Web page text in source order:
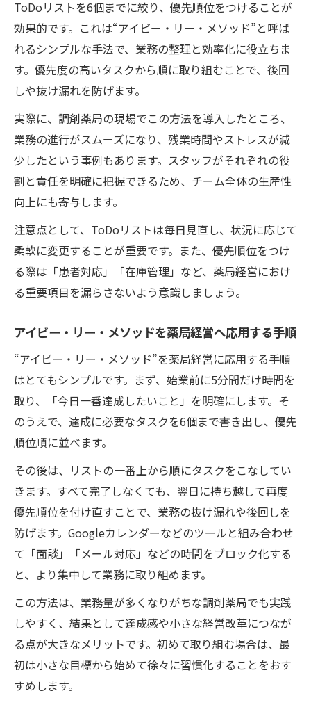
ToDoリストを6個までに絞り、優先順位をつけることが
効果的です。これは“アイビー・リー・メソッド”と呼ば
れるシンプルな手法で、業務の整理と効率化に役立ちま
す。優先度の高いタスクから順に取り組むことで、後回
しや抜け漏れを防げます。
実際に、調剤薬局の現場でこの方法を導入したところ、
業務の進行がスムーズになり、残業時間やストレスが減
少したという事例もあります。スタッフがそれぞれの役
割と責任を明確に把握できるため、チーム全体の生産性
向上にも寄与します。
注意点として、ToDoリストは毎日見直し、状況に応じて
柔軟に変更することが重要です。また、優先順位をつけ
る際は「患者対応」「在庫管理」など、薬局経営におけ
る重要項目を漏らさないよう意識しましょう。
アイビー・リー・メソッドを薬局経営へ応用する手順
“アイビー・リー・メソッド”を薬局経営に応用する手順
はとてもシンプルです。まず、始業前に5分間だけ時間を
取り、「今日一番達成したいこと」を明確にします。そ
のうえで、達成に必要なタスクを6個まで書き出し、優先
順位順に並べます。
その後は、リストの一番上から順にタスクをこなしてい
きます。すべて完了しなくても、翌日に持ち越して再度
優先順位を付け直すことで、業務の抜け漏れや後回しを
防げます。Googleカレンダーなどのツールと組み合わせ
て「面談」「メール対応」などの時間をブロック化する
と、より集中して業務に取り組めます。
この方法は、業務量が多くなりがちな調剤薬局でも実践
しやすく、結果として達成感や小さな経営改革につなが
る点が大きなメリットです。初めて取り組む場合は、最
初は小さな目標から始めて徐々に習慣化することをおす
すめします。